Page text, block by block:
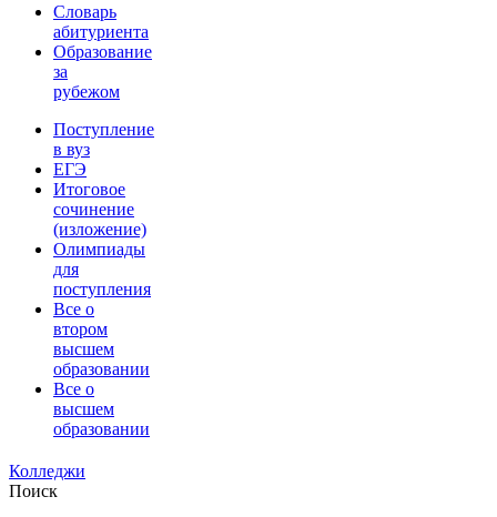
Словарь
абитуриента
Образование
за
рубежом
Поступление
в вуз
ЕГЭ
Итоговое
сочинение
(изложение)
Олимпиады
для
поступления
Все о
втором
высшем
образовании
Все о
высшем
образовании
Колледжи
Поиск